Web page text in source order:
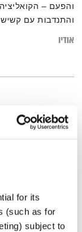
for its
(such as for
subject to
והפעם –
והתנדבות עם
אודיו